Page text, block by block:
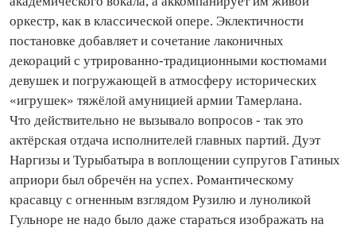
оркестр, как в классической опере. Эклектичности
постановке добавляет и сочетание лаконичных
декораций с утрированно‑традиционными костюмами
девушек и погружающей в атмосферу исторических
«игрушек» тяжёлой амуницией армии Тамерлана.
Что действительно не вызывало вопросов - так это
актёрская отдача исполнителей главных партий. Дуэт
Наргизы и Турыбатыра в воплощении супругов Гатиных
априори был обречён на успех. Романтическому
красавцу с огненным взглядом Рузилю и луноликой
Гульноре не надо было даже стараться изображать на